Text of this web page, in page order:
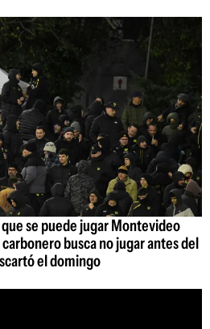
que se puede jugar Montevideo
busca no jugar antes del
el domingo